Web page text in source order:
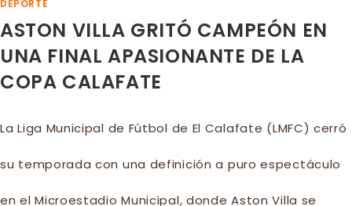
DEPORTE
ASTON VILLA GRITÓ CAMPEÓN EN
UNA FINAL APASIONANTE DE LA
COPA CALAFATE
La Liga Municipal de Fútbol de El Calafate (LMFC) cerró
su temporada con una definición a puro espectáculo
en el Microestadio Municipal, donde Aston Villa se